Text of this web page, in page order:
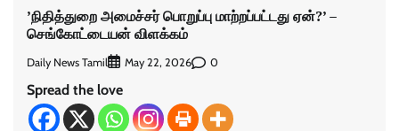
’நிதித்துறை அமைச்சர் பொறுப்பு மாற்றப்பட்டது ஏன்?’ –
செங்கோட்டையன் விளக்கம்
Daily News Tamil May 22, 2026 0
Spread the love